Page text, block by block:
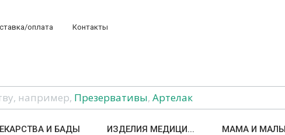
оплата Контакты
например, Презервативы, Артелак
И БАДЫ ИЗДЕЛИЯ МЕДИЦИ... МАМА И